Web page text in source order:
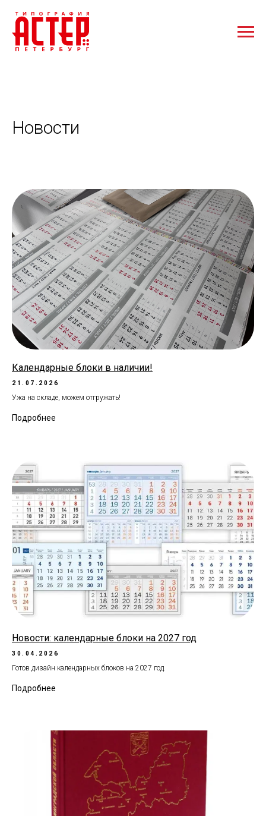
Новости
Календарные блоки в наличии!
21.07.2026
Ужа на складе, можем отгружать!
Подробнее
Новости: календарные блоки на 2027 год
30.04.2026
Готов дизайн календарных блоков на 2027 год.
Подробнее